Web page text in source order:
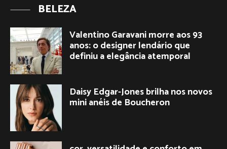
BELEZA
Valentino Garavani morre aos 93
anos: o designer lendário que
definiu a elegância atemporal
Daisy Edgar-Jones brilha nos novos
mini anéis de Boucheron